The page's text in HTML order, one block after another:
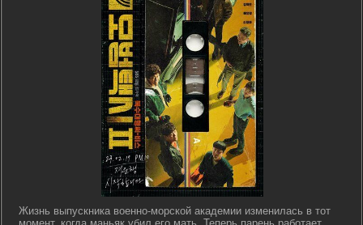
Жизнь выпускника военно-морской академии изменилась в тот